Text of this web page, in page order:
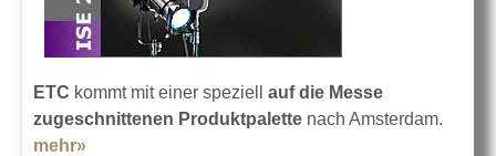
ETC kommt mit einer speziell auf die Messe
zugeschnittenen Produktpalette nach Amsterdam.
mehr»